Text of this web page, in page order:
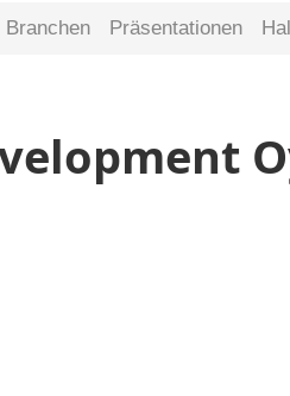
Branchen Präsentationen